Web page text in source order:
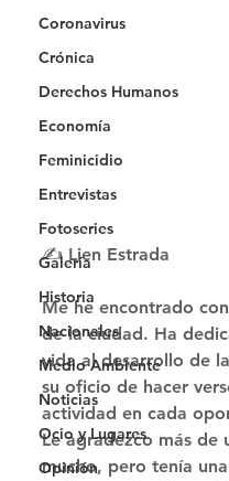
Coronavirus
Crónica
Derechos Humanos
Economía
Feminicidio
Entrevistas
Fotoseries
Galería
Historia
Nacionales
Medio Ambiente
Noticias
Ocio y Lugares
Opinión
✍️ Lien Estrada
Me he encontrado
de la ciudad. Ha
vida al desarrollo de
su oficio de hacer
actividad en cada
Le agradezco más de
mucho, pero tenía